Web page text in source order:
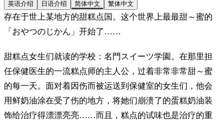
英语介绍 日语介绍 简体中文 繁体中文
存在于世上某地方的甜糕点国。这个世界上最最甜～蜜的
「おやつのじかん」开始了……
甜糕点女生们就读的学校：名門スイーツ学園。在那里担
任保健医生的一流糕点师的主人公，过着非常非常甜～蜜
的每一天。面对着因伤而被运送到保健室的女生们，他会
用鲜奶油涂在受了伤的地方，将她们崩溃了的蛋糕奶油装
饰给治疗得漂漂亮亮……而且，糕点的试味也是治疗的重